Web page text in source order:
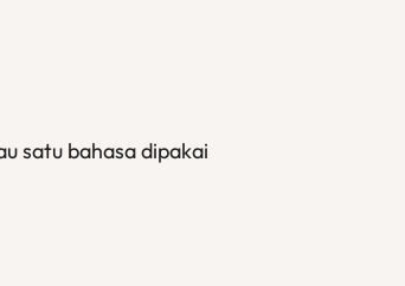
satu bahasa dipakai